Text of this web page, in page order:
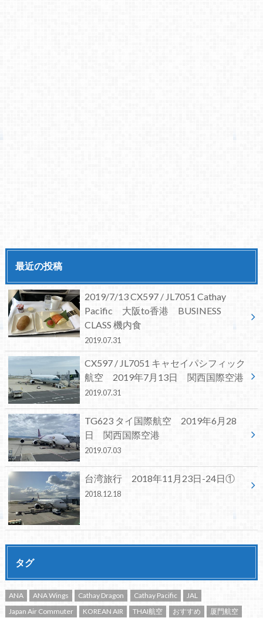
最近の投稿
2019/7/13 CX597 / JL7051 Cathay
Pacific 大阪to香港 BUSINESS
CLASS 機内食
2019.07.31
CX597 / JL7051 キャセイパシフィック
航空 2019年7月13日 関西国際空港
2019.07.31
TG623 タイ国際航空 2019年6月28
日 関西国際空港
2019.07.03
台湾旅行 2018年11月23日-24日①
2018.12.18
タグ
ANA ANA Wings Cathay Dragon Cathay Pacific
JAL
Japan Air Commuter
KOREAN AIR THAI航空 おすすめ 厦門航空